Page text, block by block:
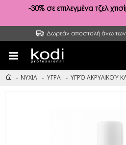
-30% σε επιλεγμένα τζελ
Δωρεάν αποστολή άνω των
ΝΥΧΙΑ ΥΓΡΑ ΥΓΡΌ ΑΚΡΥΛΙΚΟΎ